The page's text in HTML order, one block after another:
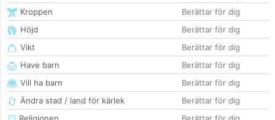
Kroppen
Berättar för dig
Höjd
Berättar för dig
Vikt
Berättar för dig
Have barn
Berättar för dig
Vill ha barn
Berättar för dig
Ändra stad / land för kärlek
Berättar för dig